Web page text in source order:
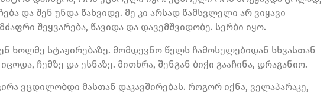
და შენ უნდა წახვიდე. მე კი არსად წამსვლელი არ ვიყავი
შეყვარება, წავიდა და დავემშვიდობე. სერბი იყო.
ხოლმე სტაჟირებაზე. მომდევნო წელს ჩამოსულებიდან სხვასთან
ჩემზე და ესნაზე. მითხრა, შენგან ბიჭი გააჩინა, დრაგანიო.
ვცდილობდი მასთან დაკავშირებას. როგორ იქნა, ველაპარაკე,